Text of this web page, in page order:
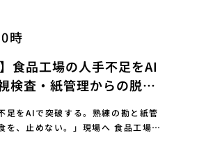
時
食品工場の人手不足をAI
検査・紙管理からの脱却
足をAIで突破する。熟練の勘と紙管
を、止めない。」現場へ 食品工場DX